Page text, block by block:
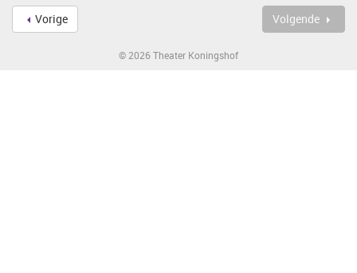
Vorige Volgende
© 2026 Theater Koningshof